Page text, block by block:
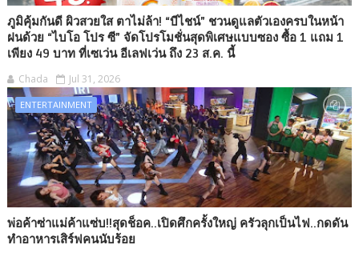
ภูมิคุ้มกันดี ผิวสวยใส ตาไม่ล้า! “บีไชน์” ชวนดูแลตัวเองครบในหน้า
ฝนด้วย “ไบโอ โปร ซี” จัดโปรโมชั่นสุดพิเศษแบบซอง ซื้อ 1 แถม 1
เพียง 49 บาท ที่เซเว่น อีเลฟเว่น ถึง 23 ส.ค. นี้
Chada Jul 31, 2026
ENTERTAINMENT
พ่อค้าซ่าแม่ค้าแซ่บ!!สุดช็อค..เปิดศึกครั้งใหญ่ ครัวลุกเป็นไฟ..กดดัน
ทำอาหารเสิร์ฟคนนับร้อย